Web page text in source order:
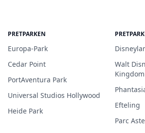
PRETPARKEN
Europa-Park
Cedar Point
PortAventura Park
Universal Studios Hollywood
Heide Park
Walt
Efteling
Parc